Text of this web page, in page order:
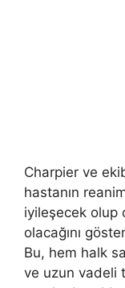
Charpier ve
hastanın
iyileşecek olup
olacağını
Bu, hem halk
ve uzun vadeli